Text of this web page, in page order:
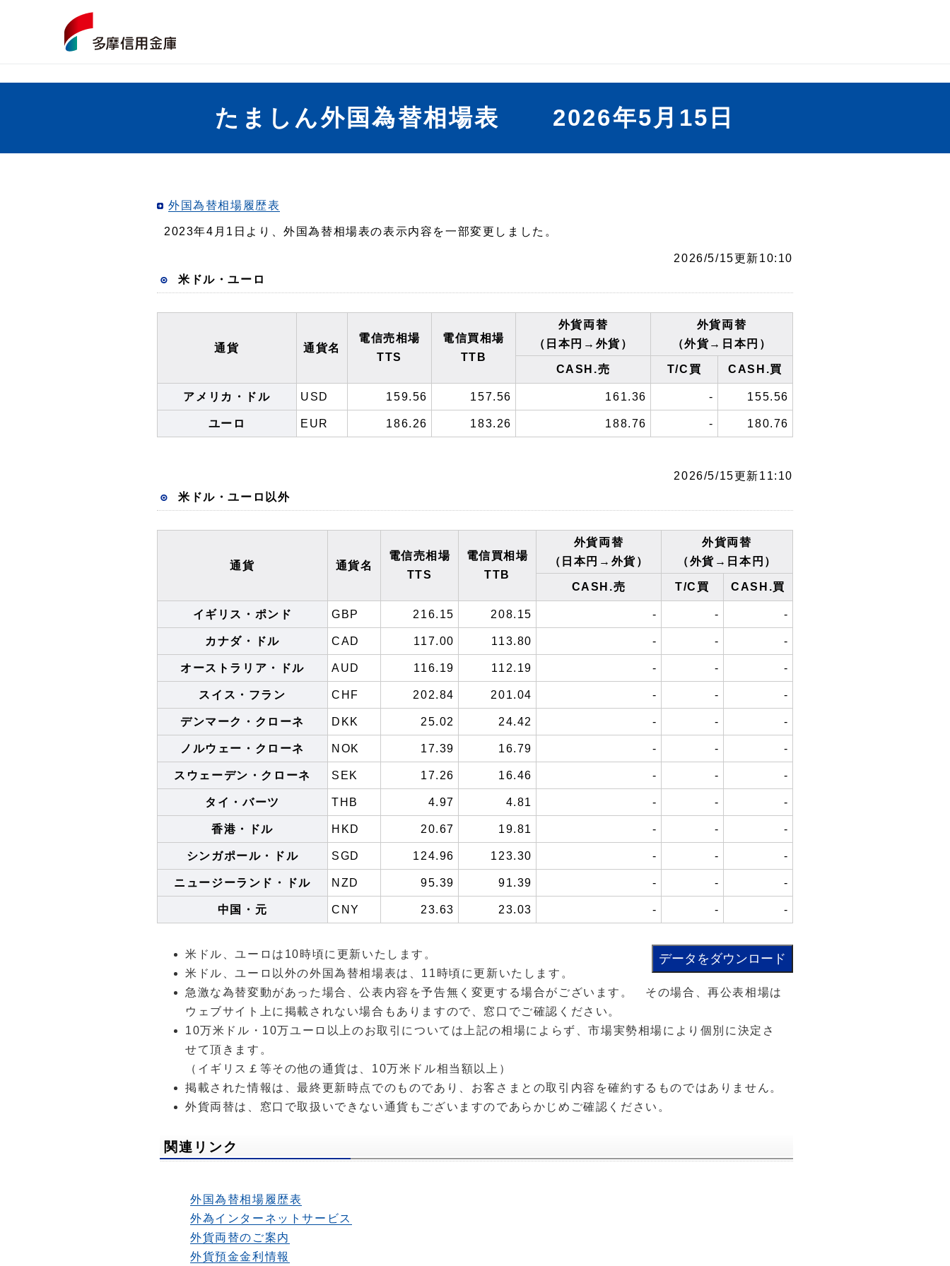
たましん外国為替相場表 2026年5月15日
外国為替相場履歴表
2023年4月1日より、外国為替相場表の表示内容を一部変更しました。
2026/5/15更新10:10
米ドル・ユーロ
通貨 通貨名
電信売相場
TTS
電信買相場
TTB
外貨両替
（日本円→外貨）
外貨両替
（外貨→日本円）
CASH.売 T/C買 CASH.買
アメリカ・ドル USD 159.56 157.56 161.36 - 155.56
ユーロ EUR 186.26 183.26 188.76 - 180.76
2026/5/15更新11:10
米ドル・ユーロ以外
通貨 通貨名
電信売相場
TTS
電信買相場
TTB
外貨両替
（日本円→外貨）
外貨両替
（外貨→日本円）
CASH.売 T/C買 CASH.買
イギリス・ポンド GBP 216.15 208.15 - - -
カナダ・ドル CAD 117.00 113.80 - - -
オーストラリア・ドル AUD 116.19 112.19 - - -
スイス・フラン CHF 202.84 201.04 - - -
デンマーク・クローネ DKK 25.02 24.42 - - -
ノルウェー・クローネ NOK 17.39 16.79 - - -
スウェーデン・クローネ SEK 17.26 16.46 - - -
タイ・バーツ THB 4.97 4.81 - - -
香港・ドル HKD 20.67 19.81 - - -
シンガポール・ドル SGD 124.96 123.30 - - -
ニュージーランド・ドル NZD 95.39 91.39 - - -
中国・元 CNY 23.63 23.03 - - -
米ドル、ユーロは10時頃に更新いたします。
米ドル、ユーロ以外の外国為替相場表は、11時頃に更新いたします。
急激な為替変動があった場合、公表内容を予告無く変更する場合がございます。 その場合、再公表相場は
ウェブサイト上に掲載されない場合もありますので、窓口でご確認ください。
10万米ドル・10万ユーロ以上のお取引については上記の相場によらず、市場実勢相場により個別に決定さ
せて頂きます。
（イギリス￡等その他の通貨は、10万米ドル相当額以上）
掲載された情報は、最終更新時点でのものであり、お客さまとの取引内容を確約するものではありません。
外貨両替は、窓口で取扱いできない通貨もございますのであらかじめご確認ください。
関連リンク
外国為替相場履歴表
外為インターネットサービス
外貨両替のご案内
外貨預金金利情報